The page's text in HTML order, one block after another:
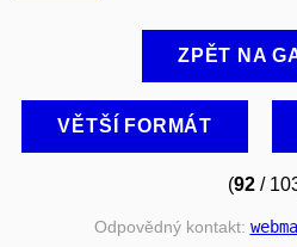
ZPĚT NA
VĚTŠÍ FORMÁT
(92/
Odpovědný kontakt: